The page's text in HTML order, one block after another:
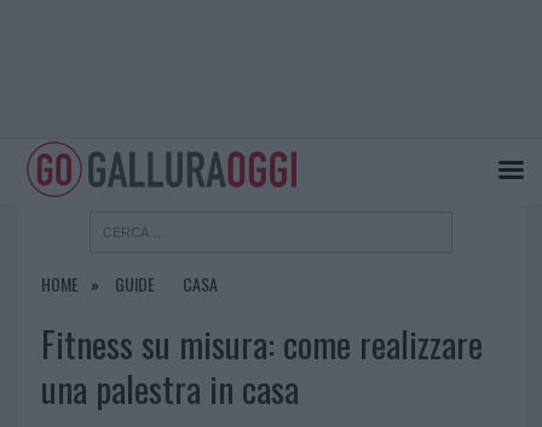
HOME GUIDE CASA
Fitness su misura: come realizzare
una palestra in casa